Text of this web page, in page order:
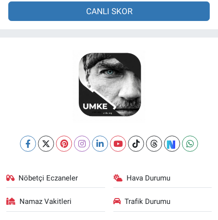
CANLI SKOR
Nöbetçi Eczaneler Hava Durumu
Namaz Vakitleri Trafik Durumu